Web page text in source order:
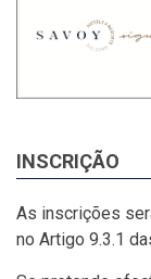
INSCRIÇÃO
As inscrições
no Artigo 9.3.1